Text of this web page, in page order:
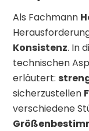
Als Fachmann
Konsistenz. In
technischen
erläutert:
sicherzustellen
verschiedene